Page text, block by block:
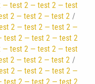
test 2 — test 2 — test
2 — test 2 — test 2
2 — test 2 — test 2 —
test 2 — test 2 — test 2
test 2 — test 2 — test
2 — test 2 — test 2
2 — test 2 — test 2 —
2 — test 2 — test 2